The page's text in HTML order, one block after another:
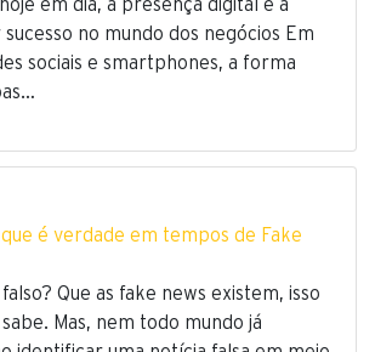
em dia, a presença digital é a
no mundo dos negócios Em
sociais e smartphones, a forma
é verdade em tempos de Fake
Que as fake news existem, isso
Mas, nem todo mundo já